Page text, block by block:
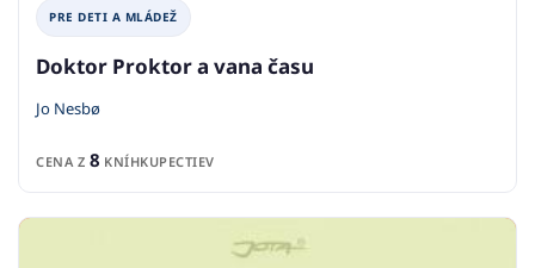
PRE DETI A MLÁDEŽ
Doktor Proktor a vana času
Jo Nesbø
CENA Z 8 KNÍHKUPECTIEV